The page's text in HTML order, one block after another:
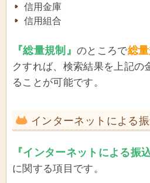
信用金庫
信用組合
『総量規制』のところで総
クすれば、検索結果を上記の
ることが可能です。
インターネットによる
『インターネットによる振
に関する項目です。